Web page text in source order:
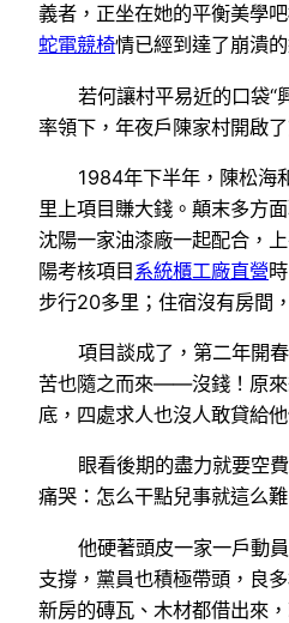
義者，正坐在她的平衡美學
蛇電競椅情已經到達了崩潰
若何讓村平易近的口袋“
率領下，年夜戶陳家村開啟
1984年下半年，陳松海
里上項目賺大錢。顛末多方
沈陽一家油漆廠一起配合，
陽考核項目系統櫃工廠直營
步行20多里；住宿沒有房間
項目談成了，第二年開
苦也隨之而來——沒錢！原來
底，四處求人也沒人敢貸給他
眼看後期的盡力就要空
痛哭：怎么干點兒事就這么難
他硬著頭皮一家一戶動
支撐，黨員也積極帶頭，良
新房的磚瓦、木材都借出來